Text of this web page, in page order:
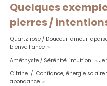
Quelques
pierres /
Quartz rose / Douceur, amour,
bienveillance. »
Améthyste / Sérénité, intuition : «
Citrine / Confiance, énergie solaire
abondance. »